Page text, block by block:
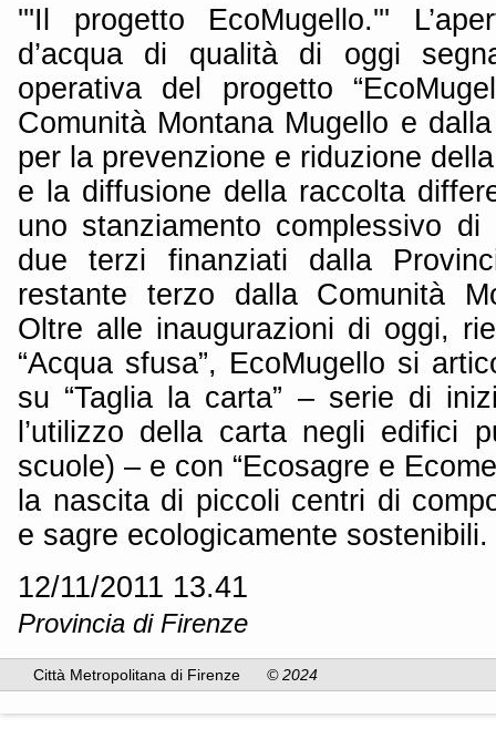
'''Il progetto EcoMugello.'''
d’acqua di qualità di oggi
operativa del progetto
Comunità Montana Mugello e
per la prevenzione e riduzione
e la diffusione della raccolta
uno stanziamento complessivo
due terzi finanziati dalla
restante terzo dalla Comunità
Oltre alle inaugurazioni di oggi,
“Acqua sfusa”, EcoMugello si
su “Taglia la carta” – serie di
l’utilizzo della carta negli edifici
scuole) – e con “Ecosagre e
la nascita di piccoli centri di
e sagre ecologicamente sostenibili.
12/11/2011 13.41
Provincia di Firenze
Città Metropolitana di Firenze © 2024